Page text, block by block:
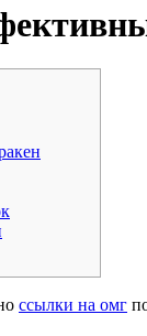
ссылки на омг